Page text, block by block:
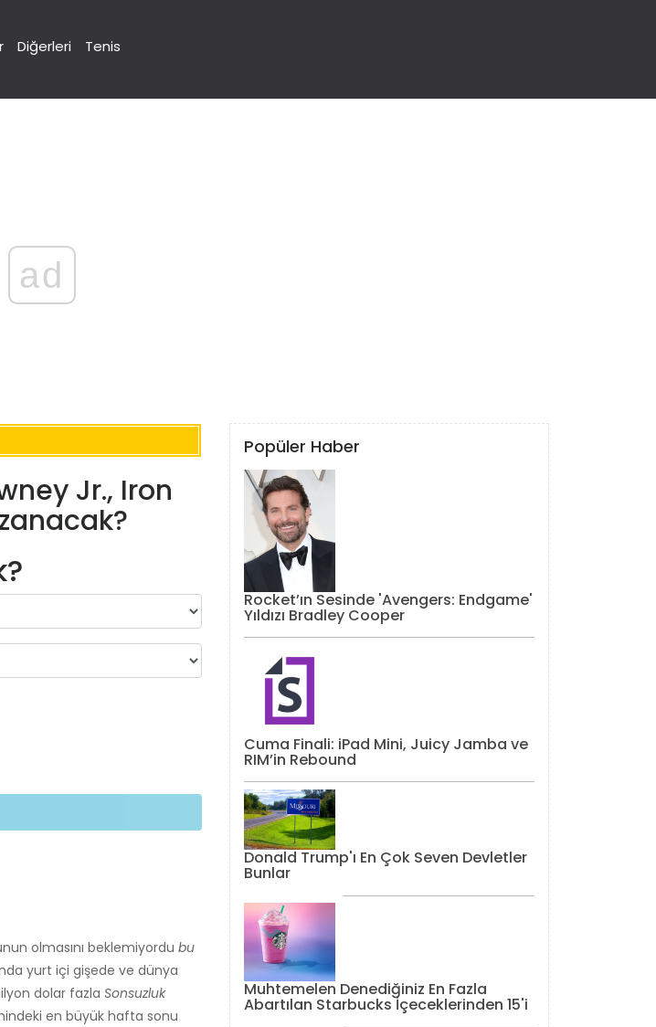
Diğerleri Tenis
ad
Jr., Iron
olmasını beklemiyordu bu
yurt içi gişede ve dünya
dolar fazla Sonsuzluk
en büyük hafta sonu
Popüler Haber
Rocket’ın Sesinde 'Avengers: Endgame'
Yıldızı Bradley Cooper
Cuma Finali: iPad Mini, Juicy Jamba ve
RIM’in Rebound
Donald Trump'ı En Çok Seven Devletler
Bunlar
Muhtemelen Denediğiniz En Fazla
Abartılan Starbucks İçeceklerinden 15'i